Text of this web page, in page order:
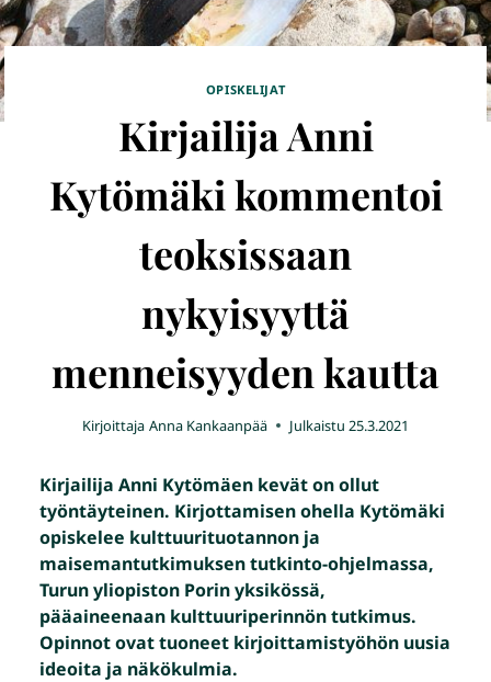
OPISKELIJAT
Kirjailija Anni
Kytömäki kommentoi
teoksissaan
nykyisyyttä
menneisyyden kautta
Kirjoittaja Anna Kankaanpää Julkaistu 25.3.2021
Kirjailija Anni Kytömäen kevät on ollut
työntäyteinen. Kirjottamisen ohella Kytömäki
opiskelee kulttuurituotannon ja
maisemantutkimuksen tutkinto-ohjelmassa,
Turun yliopiston Porin yksikössä,
pääaineenaan kulttuuriperinnön tutkimus.
Opinnot ovat tuoneet kirjoittamistyöhön uusia
ideoita ja näkökulmia.